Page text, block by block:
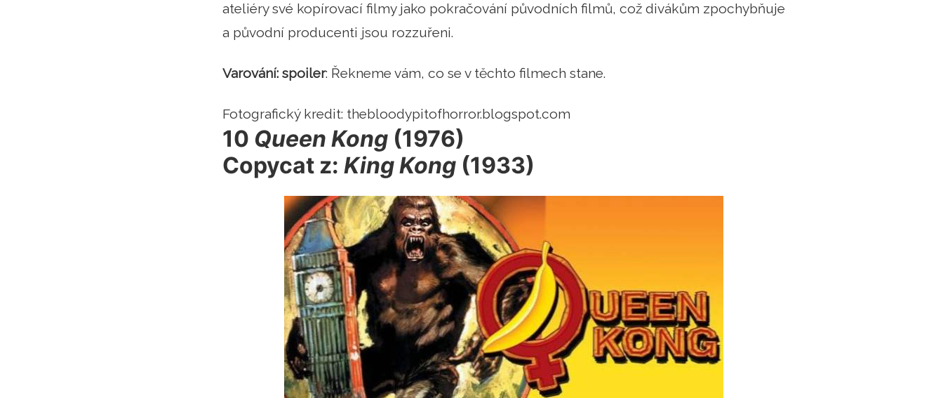
ateliéry své kopírovací filmy jako pokračování původních filmů, což divákům zpochybňuje
a původní producenti jsou rozzuřeni.
Varování: spoiler: Řekneme vám, co se v těchto filmech stane.
Fotografický kredit: thebloodypitofhorror.blogspot.com
10 Queen Kong (1976)
Copycat z: King Kong (1933)